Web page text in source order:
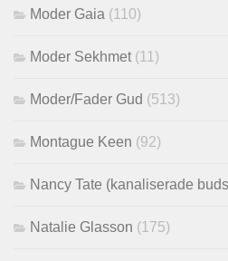
Moder Gaia (110)
Moder Sekhmet (11)
Moder/Fader Gud (513)
Montague Keen (92)
Nancy Tate (kanaliserade
Natalie Glasson (175)